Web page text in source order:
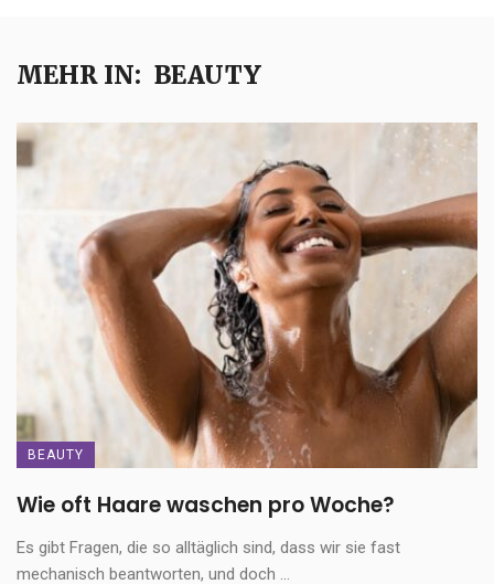
MEHR IN: BEAUTY
BEAUTY
Wie oft Haare waschen pro Woche?
Es gibt Fragen, die so alltäglich sind, dass wir sie fast
mechanisch beantworten, und doch ...